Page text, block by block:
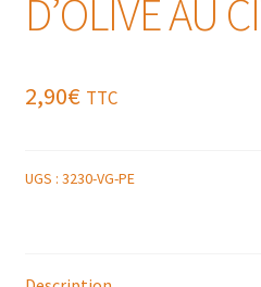
D’OLIVE AU
2,90€ TTC
UGS : 3230-VG-PE